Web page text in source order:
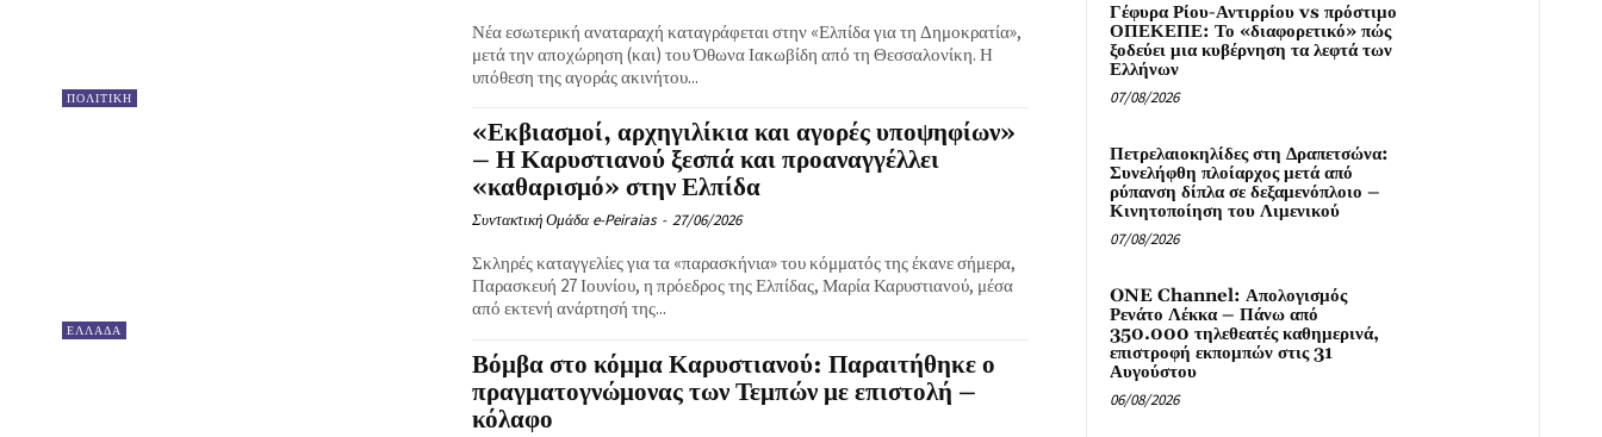
ΠΟΛΙΤΙΚΗ
Νέα εσωτερική αναταραχή καταγράφεται στην «Ελπίδα για τη Δημοκρατία»,
μετά την αποχώρηση (και) του Όθωνα Ιακωβίδη από τη Θεσσαλονίκη. Η
υπόθεση της αγοράς ακινήτου...
ΕΛΛΑΔΑ
«Εκβιασμοί, αρχηγιλίκια και αγορές υποψηφίων»
– Η Καρυστιανού ξεσπά και προαναγγέλλει
«καθαρισμό» στην Ελπίδα
Συντακτική Ομάδα e-Peiraias - 27/06/2026
Σκληρές καταγγελίες για τα «παρασκήνια» του κόμματός της έκανε σήμερα,
Παρασκευή 27 Ιουνίου, η πρόεδρος της Ελπίδας, Μαρία Καρυστιανού, μέσα
από εκτενή ανάρτησή της...
Βόμβα στο κόμμα Καρυστιανού: Παραιτήθηκε ο
πραγματογνώμονας των Τεμπών με επιστολή –
κόλαφο
Γέφυρα Ρίου-Αντιρρίου vs πρόστιμο
ΟΠΕΚΕΠΕ: Το «διαφορετικό» πώς
ξοδεύει μια κυβέρνηση τα λεφτά των
Ελλήνων
07/08/2026
Πετρελαιοκηλίδες στη Δραπετσώνα:
Συνελήφθη πλοίαρχος μετά από
ρύπανση δίπλα σε δεξαμενόπλοιο –
Κινητοποίηση του Λιμενικού
07/08/2026
ONE Channel: Απολογισμός
Ρενάτο Λέκκα – Πάνω από
350.000 τηλεθεατές καθημερινά,
επιστροφή εκπομπών στις 31
Αυγούστου
06/08/2026